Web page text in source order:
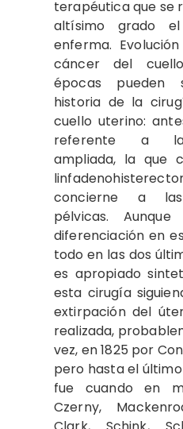
terapéutica que se
altísimo grado
enferma.
cáncer del
épocas pueden
historia de la
cuello uterino:
referente a la
ampliada, la que
concierne a las
pélvicas.
diferenciación en
todo en las dos
es apropiado
esta cirugía
extirpación del
realizada,
vez, en 1825 por
pero hasta el
fue cuando en
Czerny,